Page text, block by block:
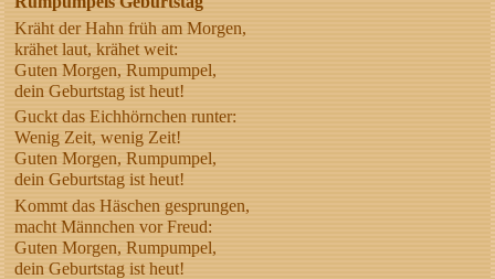
Kräht der Hahn früh am Morgen,
krähet laut, krähet weit:
Guten Morgen, Rumpumpel,
dein Geburtstag ist heut!
Guckt das Eichhörnchen runter:
Wenig Zeit, wenig Zeit!
Guten Morgen, Rumpumpel,
dein Geburtstag ist heut!
Kommt das Häschen gesprungen,
macht Männchen vor Freud:
Guten Morgen, Rumpumpel,
dein Geburtstag ist heut!